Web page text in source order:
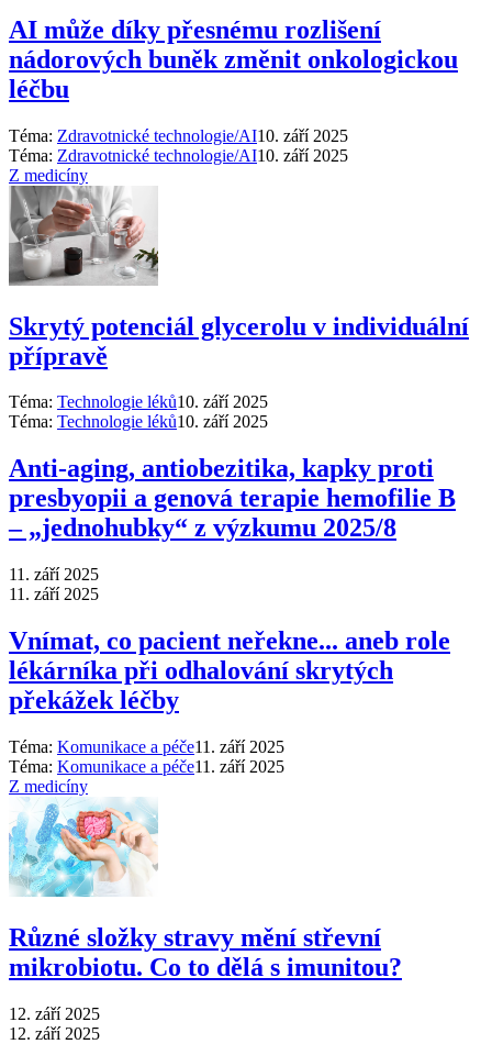
AI může díky přesnému rozlišení
nádorových buněk změnit onkologickou
léčbu
Téma: Zdravotnické technologie/AI10. září 2025
Téma: Zdravotnické technologie/AI10. září 2025
Z medicíny
Skrytý potenciál glycerolu v individuální
přípravě
Téma: Technologie léků10. září 2025
Téma: Technologie léků10. září 2025
Anti‑aging, antiobezitika, kapky proti
presbyopii a genová terapie hemofilie B
–⁠ „jednohubky“ z výzkumu 2025/8
11. září 2025
11. září 2025
Vnímat, co pacient neřekne... aneb role
lékárníka při odhalování skrytých
překážek léčby
Téma: Komunikace a péče11. září 2025
Téma: Komunikace a péče11. září 2025
Z medicíny
Různé složky stravy mění střevní
mikrobiotu. Co to dělá s imunitou?
12. září 2025
12. září 2025